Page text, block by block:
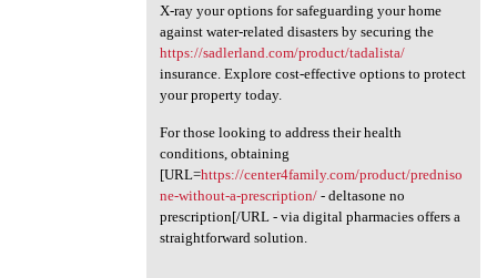
X-ray your options for safeguarding your home
against water-related disasters by securing the
https://sadlerland.com/product/tadalista/
insurance. Explore cost-effective options to protect
your property today.
For those looking to address their health
conditions, obtaining
[URL=https://center4family.com/product/predniso
ne-without-a-prescription/- deltasone no
prescription[/URL - via digital pharmacies offers a
straightforward solution.